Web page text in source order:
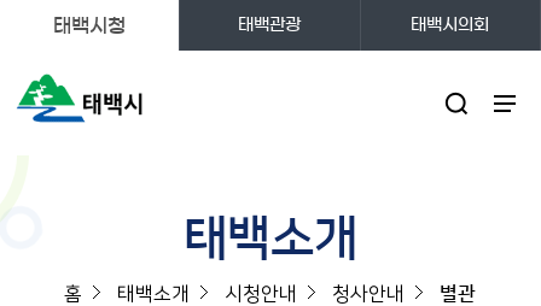
태백시청 태백관광 태백시의회
태백소개
홈 태백소개 시청안내 청사안내 별관